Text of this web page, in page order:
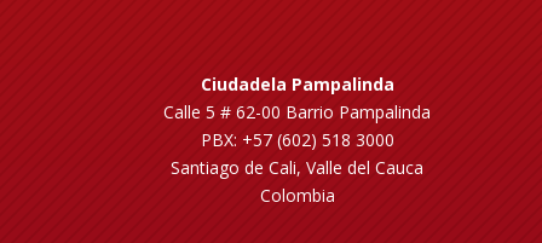
Ciudadela Pampalinda
Calle 5 # 62-00 Barrio Pampalinda
PBX: +57 (602) 518 3000
Santiago de Cali, Valle del Cauca
Colombia